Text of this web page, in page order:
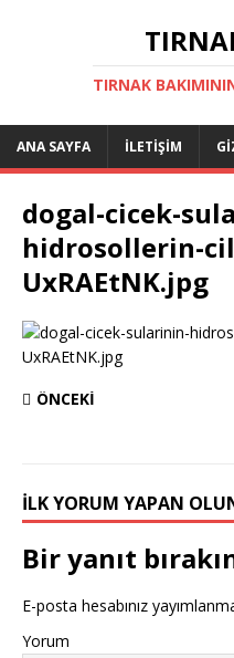
TIRNAK
ANA SAYFA İLETIŞIM
dogal-cicek-
hidrosollerin-
UxRAEtNK.jpg
ÖNCEKI
İLK YORUM YAPAN
Bir yanıt
E-posta hesabınız
Yorum